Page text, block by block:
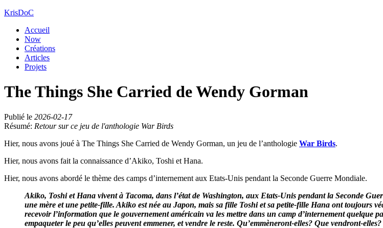
KrisDoC
Accueil
Now
Créations
Articles
Projets
The Things She Carried de Wendy Gorman
Publié le 2026-02-17
Résumé: Retour sur ce jeu de l'anthologie War Birds
Hier, nous avons joué à The Things She Carried de Wendy Gorman, un jeu de l’anthologie War Birds.
Hier, nous avons fait la connaissance d’Akiko, Toshi et Hana.
Hier, nous avons abordé le thème des camps d’internement aux Etats-Unis pendant la Seconde Guerre Mondiale.
Akiko, Toshi et Hana vivent à Tacoma, dans l’état de Washington, aux Etats-Unis pendant la Seconde
une mère et une petite-fille. Akiko est née au Japon, mais sa fille Toshi et sa petite-fille Hana ont toujours
recevoir l’information que le gouvernement américain va les mettre dans un camp d’internement
empaqueter le peu qu’elles peuvent emmener, et vendre le reste. Qu’emmèneront-elles? Que vendront-